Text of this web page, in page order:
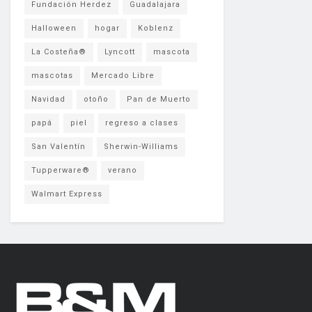
Fundación Herdez Guadalajara
Halloween hogar Koblenz
La Costeña® Lyncott mascota
mascotas Mercado Libre
Navidad otoño Pan de Muerto
papá piel regreso a clases
San Valentín Sherwin-Williams
Tupperware® verano
Walmart Express